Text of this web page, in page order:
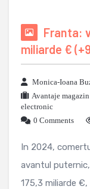
Franta:
miliarde €
Monica-Ioana
Avantaje
electronic
0 Comments
In 2024,
avantul
175,3 miliarde